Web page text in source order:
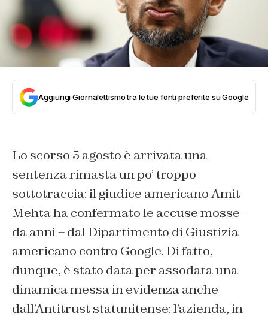
Aggiungi Giornalettismo tra le tue fonti preferite su Google
Lo scorso 5 agosto è arrivata una
sentenza rimasta un po’ troppo
sottotraccia: il giudice americano Amit
Mehta ha confermato le accuse mosse –
da anni – dal Dipartimento di Giustizia
americano contro Google. Di fatto,
dunque, è stato data per assodata una
dinamica messa in evidenza anche
dall’Antitrust statunitense: l’azienda, in